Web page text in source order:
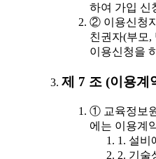
하여 가입 신
② 이용신청
친권자(부모,
이용신청을
제 7 조 (이용계
① 교육정보
에는 이용계
1. 설비
2. 기술